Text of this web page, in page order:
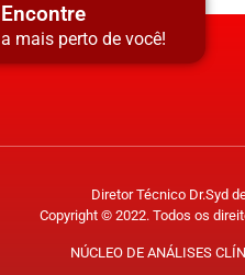
Encontre
a mais perto de você!
Diretor Técnico Dr.Syd
Copyright © 2022. Todos os
NÚCLEO DE ANÁLISES